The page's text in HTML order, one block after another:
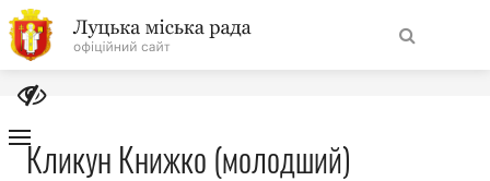
На
головну
Кликун Книжко (молодший)